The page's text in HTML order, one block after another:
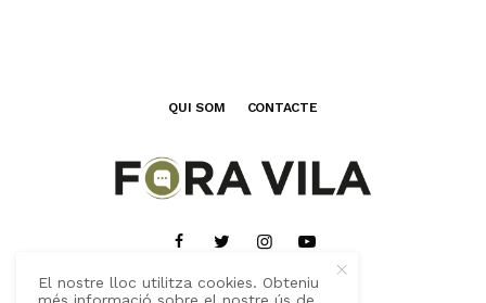
QUI SOM CONTACTE
El nostre lloc utilitza cookies. Obteniu